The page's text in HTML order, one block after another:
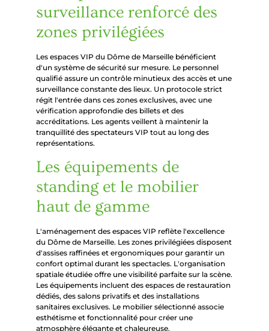
surveillance renforcé des
zones privilégiées
Les espaces VIP du Dôme de Marseille bénéficient
d'un système de sécurité sur mesure. Le personnel
qualifié assure un contrôle minutieux des accès et une
surveillance constante des lieux. Un protocole strict
régit l'entrée dans ces zones exclusives, avec une
vérification approfondie des billets et des
accréditations. Les agents veillent à maintenir la
tranquillité des spectateurs VIP tout au long des
représentations.
Les équipements de
standing et le mobilier
haut de gamme
L'aménagement des espaces VIP reflète l'excellence
du Dôme de Marseille. Les zones privilégiées disposent
d'assises raffinées et ergonomiques pour garantir un
confort optimal durant les spectacles. L'organisation
spatiale étudiée offre une visibilité parfaite sur la scène.
Les équipements incluent des espaces de restauration
dédiés, des salons privatifs et des installations
sanitaires exclusives. Le mobilier sélectionné associe
esthétisme et fonctionnalité pour créer une
atmosphère élégante et chaleureuse.